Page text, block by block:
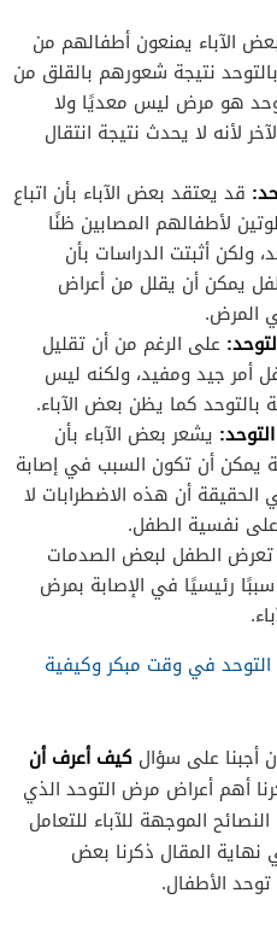
الآباء يمنعون أطفالهم من
نتيجة شعورهم بالقلق من
هو مرض ليس معديًا ولا
لأنه لا يحدث نتيجة انتقال
قد يعتقد بعض الآباء بأن اتباع
لأطفالهم المصابين ظنًا
ولكن أثبتت الدراسات بأن
يمكن أن يقلل من أعراض
المرض.
على الرغم من أن تقليل
أمر جيد ومفيد، ولكنه ليس
بالتوحد كما يظن بعض الآباء.
يشعر بعض الآباء بأن
يمكن أن تكون السبب في إصابة
الحقيقة أن هذه الاضطرابات لا
نفسية الطفل.
تعرض الطفل لبعض الصدمات
رئيسيًا في الإصابة بمرض
في وقت مبكر وكيفية
أجبنا على سؤال كيف أعرف أن
أهم أعراض مرض التوحد الذي
الموجهة للآباء للتعامل
المقال ذكرنا بعض
الأطفال.